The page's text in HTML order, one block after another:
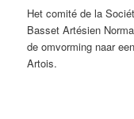
Het comité de la
Basset Artésien
de omvorming naar
Artois.